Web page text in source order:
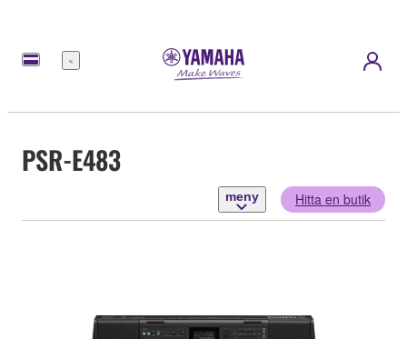
meny
PSR-E483
meny Hitta en butik